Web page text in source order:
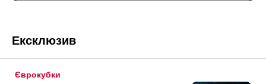
Ексклюзив
Єврокубки